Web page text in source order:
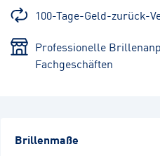
100-Tage-Geld-zurück-
Professionelle
Fachgeschäften
Brillenmaße